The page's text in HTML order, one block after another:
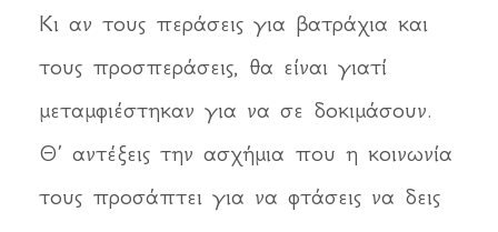
Κι αν τους περάσεις για βατράχια και
τους προσπεράσεις, θα είναι γιατί
μεταμφιέστηκαν για να σε δοκιμάσουν.
Θ’ αντέξεις την ασχήμια που η κοινωνία
τους προσάπτει για να φτάσεις να δεις